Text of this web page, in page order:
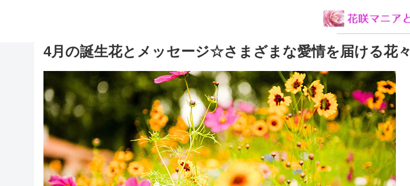
4月の誕生花とメッセージ☆さまざまな愛情を届ける花々